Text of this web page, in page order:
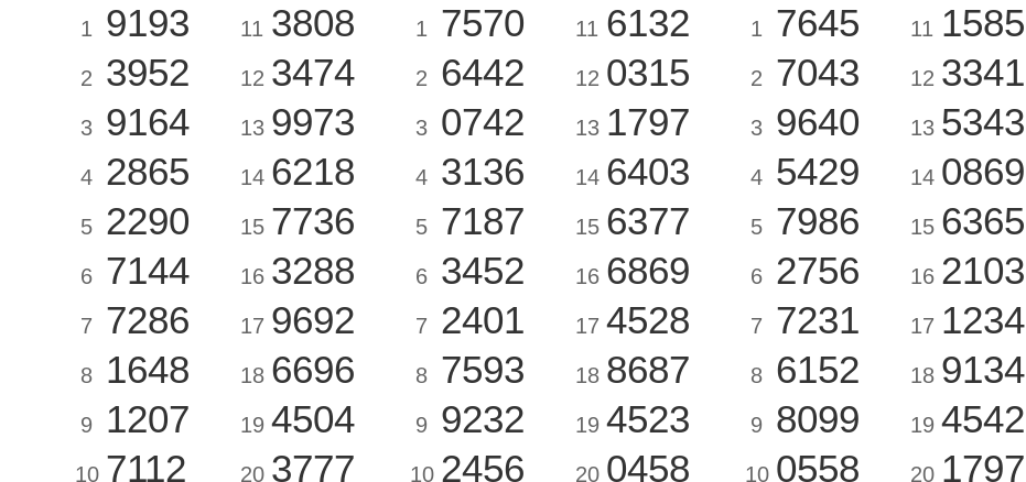
1 9193
2 3952
3 9164
4 2865
5 2290
6 7144
7 7286
8 1648
9 1207
10 7112
11 3808
12 3474
13 9973
14 6218
15 7736
16 3288
17 9692
18 6696
19 4504
20 3777
1 7570
2 6442
3 0742
4 3136
5 7187
6 3452
7 2401
8 7593
9 9232
10 2456
11 6132
12 0315
13 1797
14 6403
15 6377
16 6869
17 4528
18 8687
19 4523
20 0458
1 7645
2 7043
3 9640
4 5429
5 7986
6 2756
7 7231
8 6152
9 8099
10 0558
11 1585
12 3341
13 5343
14 0869
15 6365
16 2103
17 1234
18 9134
19 4542
20 1797